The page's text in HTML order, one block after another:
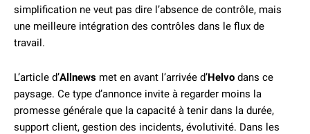
simplification ne veut pas dire l’absence de contrôle, mais
une meilleure intégration des contrôles dans le flux de
travail.
L’article d’Allnews met en avant l’arrivée d’Helvo dans ce
paysage. Ce type d’annonce invite à regarder moins la
promesse générale que la capacité à tenir dans la durée,
support client, gestion des incidents, évolutivité. Dans les